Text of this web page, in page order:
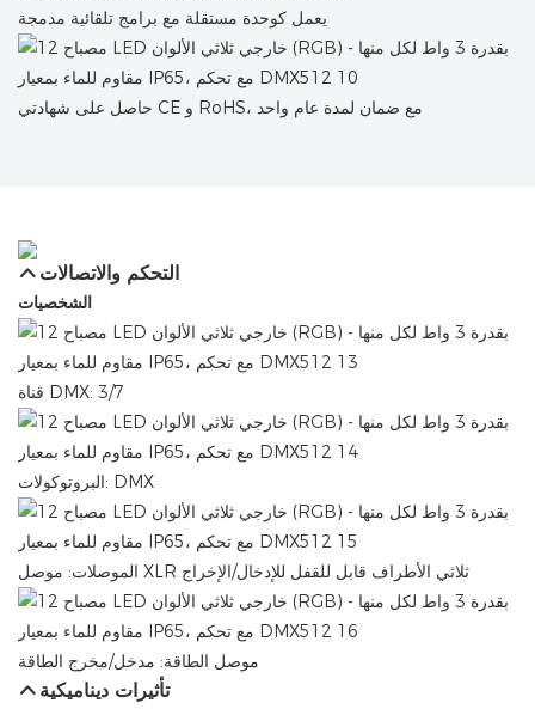
يعمل كوحدة مستقلة مع برامج تلقائية مدمجة
حاصل على شهادتي CE و RoHS، مع ضمان لمدة عام واحد
التحكم والاتصالات
الشخصيات
قناة DMX: 3/7
البروتوكولات: DMX
الموصلات: موصل XLR ثلاثي الأطراف قابل للقفل للإدخال/الإخراج
موصل الطاقة: مدخل/مخرج الطاقة
تأثيرات ديناميكية